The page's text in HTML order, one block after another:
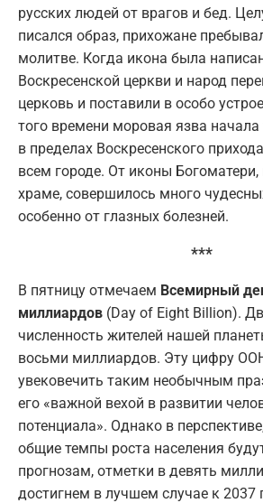
русских людей от врагов и бед.
писался образ, прихожане
молитве. Когда икона была
Воскресенской церкви и народ
церковь и поставили в особо
того времени моровая язва начала
в пределах Воскресенского
всем городе. От иконы Богоматери,
храме, совершилось много
особенно от глазных болезней.
***
В пятницу отмечаем Всемирный
миллиардов (Day of Eight Billion).
численность жителей нашей
восьми миллиардов. Эту цифру
увековечить таким необычным
его «важной вехой в развитии
потенциала». Однако в
общие темпы роста населения
прогнозам, отметки в девять
достигнем в лучшем случае к 2037